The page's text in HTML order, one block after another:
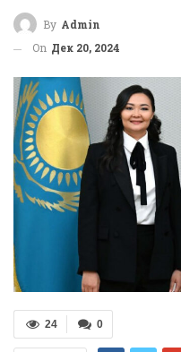
By Admin
On Дек 20, 2024
0
24